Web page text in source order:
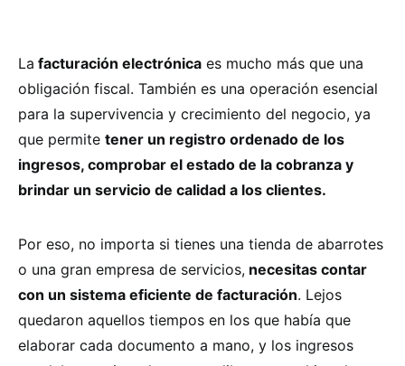
La facturación electrónica es mucho más que una
obligación fiscal. También es una operación esencial
para la supervivencia y crecimiento del negocio, ya
que permite tener un registro ordenado de los
ingresos, comprobar el estado de la cobranza y
brindar un servicio de calidad a los clientes.
Por eso, no importa si tienes una tienda de abarrotes
o una gran empresa de servicios, necesitas contar
con un sistema eficiente de facturación. Lejos
quedaron aquellos tiempos en los que había que
elaborar cada documento a mano, y los ingresos